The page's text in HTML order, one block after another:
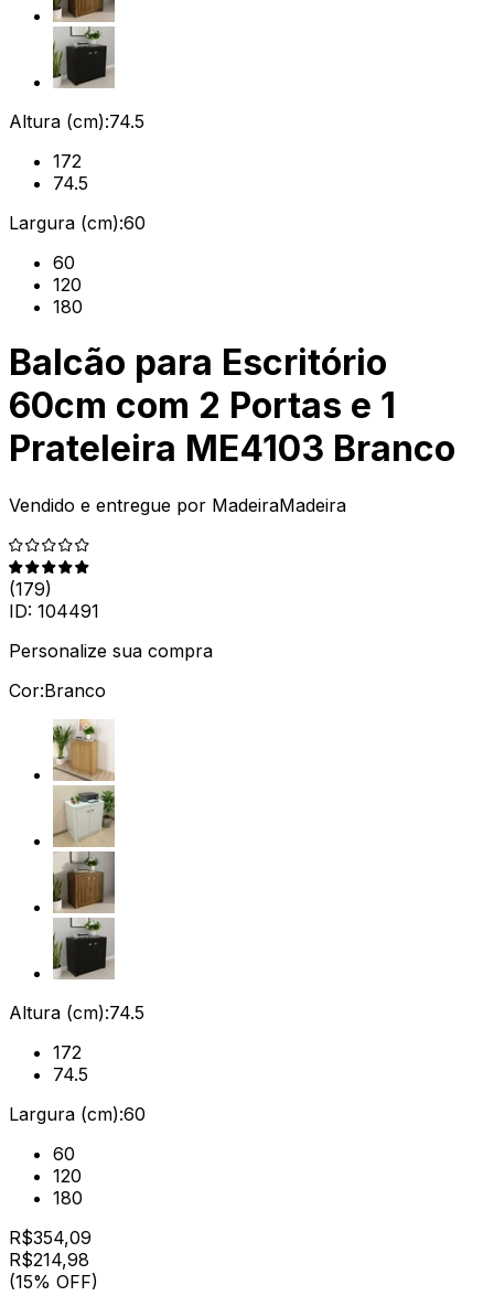
Altura (cm):74.5
172
74.5
Largura (cm):60
60
120
180
Balcão para Escritório
60cm com 2 Portas e 1
Prateleira ME4103 Branco
Vendido e entregue por MadeiraMadeira
(179)
ID: 104491
Personalize sua compra
Cor:Branco
Altura (cm):74.5
172
74.5
Largura (cm):60
60
120
180
R$354,09
R$214,98
(15% OFF)